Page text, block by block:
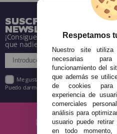
SUSCRÍBETE A
NEWSLETTER
¡Consigue descuentos y entérate
que nadie!
Me gustaría recibir descuentos
Puedo darme de baja cuando quiera según
Respetamos
Nuestro site utiliza
necesarias
funcionamiento del
que además se
de cookies para
experiencia de
comerciales
análisis para
usuario puede
en todo